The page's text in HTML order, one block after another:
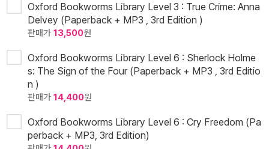
Oxford Bookworms Library Level 3 : True Crime: Anna
Delvey (Paperback + MP3 , 3rd Edition )
판매가 13,500원
Oxford Bookworms Library Level 6 : Sherlock Holme
s: The Sign of the Four (Paperback + MP3 , 3rd Editio
n )
판매가 14,400원
Oxford Bookworms Library Level 6 : Cry Freedom (Pa
perback + MP3, 3rd Edition)